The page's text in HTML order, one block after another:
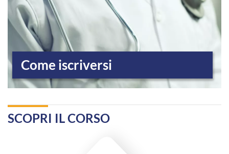
Come iscriversi
SCOPRI IL CORSO